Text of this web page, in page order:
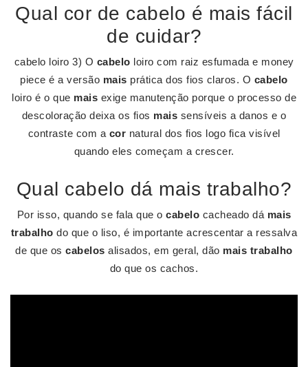
Qual cor de cabelo é mais fácil
de cuidar?
cabelo loiro 3) O cabelo loiro com raiz esfumada e money
piece é a versão mais prática dos fios claros. O cabelo
loiro é o que mais exige manutenção porque o processo de
descoloração deixa os fios mais sensíveis a danos e o
contraste com a cor natural dos fios logo fica visível
quando eles começam a crescer.
Qual cabelo dá mais trabalho?
Por isso, quando se fala que o cabelo cacheado dá mais
trabalho do que o liso, é importante acrescentar a ressalva
de que oscabelos alisados, em geral, dão mais trabalho
do que os cachos.